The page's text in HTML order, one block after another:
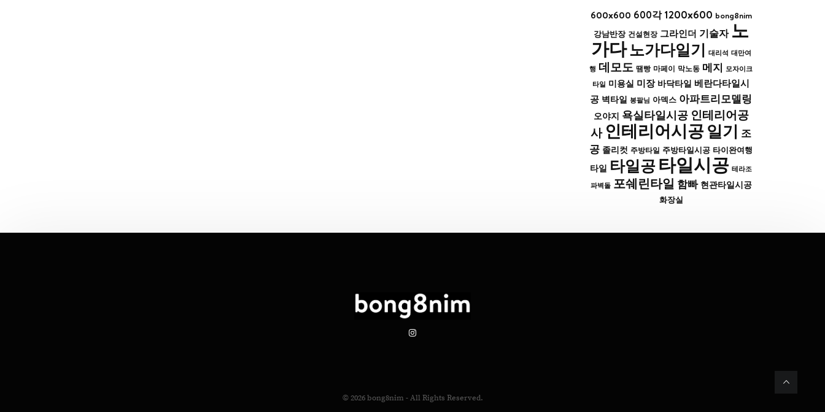
600x600 600각 1200x600 bong8nim
강남반장 건설현장 그라인더 기술자 노
가다노가다일기 대리석 대만여
행 데모도 땜빵 마페이 막노동 메지 모자이크
타일 미용실 미장 바닥타일 베란다타일시
공 벽타일 봉팔님 아덱스 아파트리모델링
오야지 욕실타일시공 인테리어공
사 인테리어시공 일기 조
공 졸리컷 주방타일 주방타일시공 타이완여행
타일 타일공타일시공 테라조
파벽돌 포쉐린타일 함빠 현관타일시공
화장실
© 2026bong8nim - All Rights Reserved.